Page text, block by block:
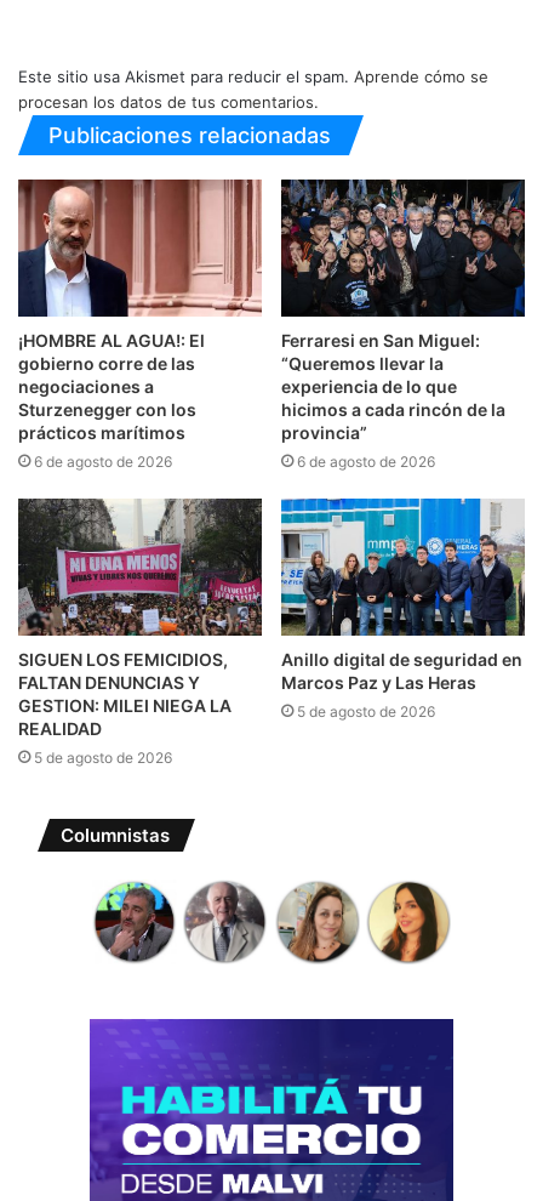
Este sitio usa Akismet para reducir el spam. Aprende cómo se
procesan los datos de tus comentarios.
Publicaciones relacionadas
¡HOMBRE AL AGUA!: El
gobierno corre de las
negociaciones a
Sturzenegger con los
prácticos marítimos
6 de agosto de 2026
Ferraresi en San Miguel:
“Queremos llevar la
experiencia de lo que
hicimos a cada rincón de la
provincia”
6 de agosto de 2026
SIGUEN LOS FEMICIDIOS,
FALTAN DENUNCIAS Y
GESTION: MILEI NIEGA LA
REALIDAD
5 de agosto de 2026
Anillo digital de seguridad en
Marcos Paz y Las Heras
5 de agosto de 2026
Columnistas